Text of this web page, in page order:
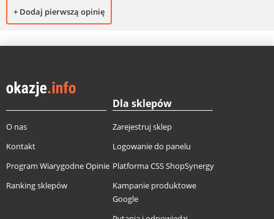
+ Dodaj pierwszą opinię
O nas
Kontakt
Program Wiarygodne Opinie
Ranking sklepów
Dla sklepów
Zarejestruj sklep
Logowanie do panelu
Platforma CSS ShopSynergy
Kampanie produktowe
Google